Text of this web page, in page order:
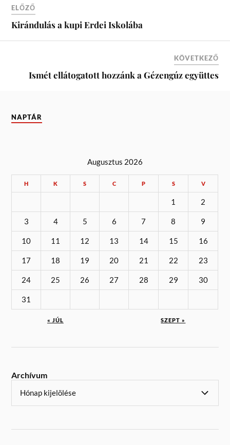
ELŐZŐ
Kirándulás a kupi Erdei Iskolába
KÖVETKEZŐ
Ismét ellátogatott hozzánk a Gézengúz együttes
NAPTÁR
Augusztus 2026
H K S C P S V
1 2
3 4 5 6 7 8 9
10 11 12 13 14 15 16
17 18 19 20 21 22 23
24 25 26 27 28 29 30
31
« JÚL SZEPT »
Archívum